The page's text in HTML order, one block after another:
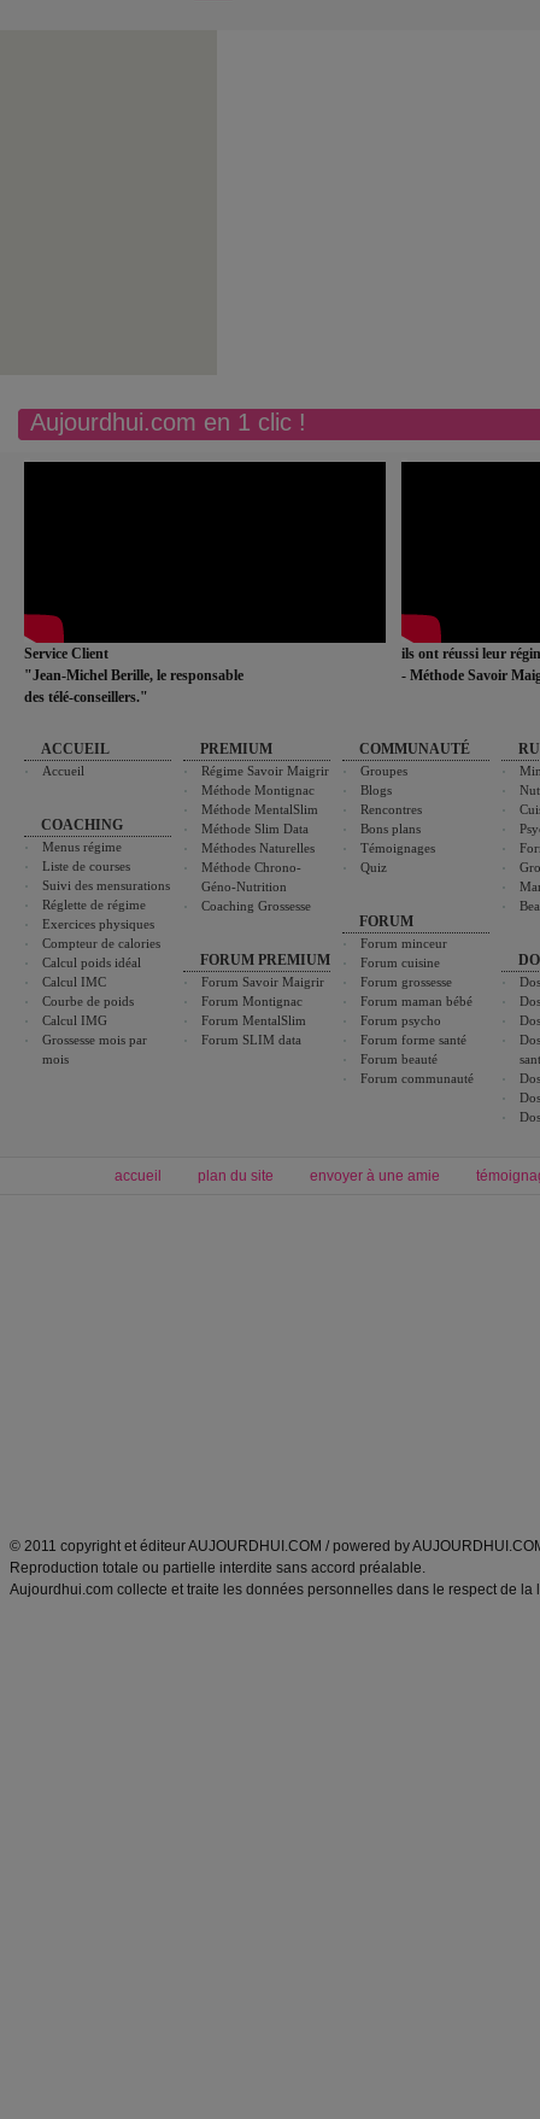
Aujourdhui.com en 1 clic !
Service Client
"Jean-Michel Berille, le responsable
des télé-conseillers."
ils ont réussi leur
- Méthode Savoir
ACCUEIL
Accueil
COACHING
Menus régime
Liste de courses
Suivi des mensurations
Réglette de régime
Exercices physiques
Compteur de calories
Calcul poids idéal
Calcul IMC
Courbe de poids
Calcul IMG
Grossesse mois par
mois
PREMIUM
Régime Savoir Maigrir
Méthode Montignac
Méthode MentalSlim
Méthode Slim Data
Méthodes Naturelles
Méthode Chrono-
Géno-Nutrition
Coaching Grossesse
FORUM PREMIUM
Forum Savoir Maigrir
Forum Montignac
Forum MentalSlim
Forum SLIM data
COMMUNAUTÉ
Groupes
Blogs
Rencontres
Bons plans
Témoignages
Quiz
FORUM
Forum minceur
Forum cuisine
Forum grossesse
Forum maman bébé
Forum psycho
Forum forme santé
Forum beauté
Forum communauté
accueil plan du site envoyer à une amie
© 2011 copyright et éditeur AUJOURDHUI.COM / powered by
Reproduction totale ou partielle interdite sans accord préalable.
Aujourdhui.com collecte et traite les données personnelles dans le respect de